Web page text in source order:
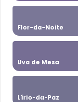
Flor-da-Noite
Uva de Mesa
Lírio-da-Paz